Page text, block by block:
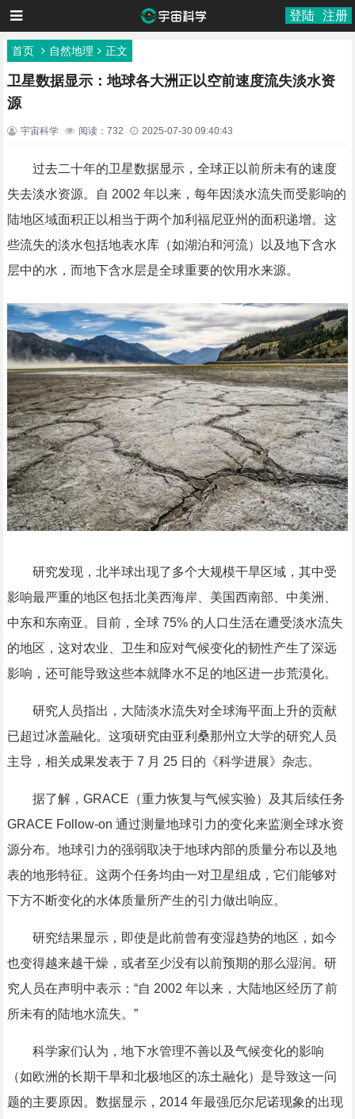
登陆 注册
首页 自然地理 正文
卫星数据显示：地球各大洲正以空前速度流失淡水资
源
宇宙科学 阅读：732 2025-07-30 09:40:43
过去二十年的卫星数据显示，全球正以前所未有的速度
失去淡水资源。自 2002 年以来，每年因淡水流失而受影响的
陆地区域面积正以相当于两个加利福尼亚州的面积递增。这
些流失的淡水包括地表水库（如湖泊和河流）以及地下含水
层中的水，而地下含水层是全球重要的饮用水来源。
研究发现，北半球出现了多个大规模干旱区域，其中受
影响最严重的地区包括北美西海岸、美国西南部、中美洲、
中东和东南亚。目前，全球 75% 的人口生活在遭受淡水流失
的地区，这对农业、卫生和应对气候变化的韧性产生了深远
影响，还可能导致这些本就降水不足的地区进一步荒漠化。
研究人员指出，大陆淡水流失对全球海平面上升的贡献
已超过冰盖融化。这项研究由亚利桑那州立大学的研究人员
主导，相关成果发表于 7 月 25 日的《科学进展》杂志。
据了解，GRACE（重力恢复与气候实验）及其后续任务
GRACE Follow-on 通过测量地球引力的变化来监测全球水资
源分布。地球引力的强弱取决于地球内部的质量分布以及地
表的地形特征。这两个任务均由一对卫星组成，它们能够对
下方不断变化的水体质量所产生的引力做出响应。
研究结果显示，即使是此前曾有变湿趋势的地区，如今
也变得越来越干燥，或者至少没有以前预期的那么湿润。研
究人员在声明中表示：“自 2002 年以来，大陆地区经历了前
所未有的陆地水流失。”
科学家们认为，地下水管理不善以及气候变化的影响
（如欧洲的长期干旱和北极地区的冻土融化）是导致这一问
题的主要原因。数据显示，2014 年最强厄尔尼诺现象的出现